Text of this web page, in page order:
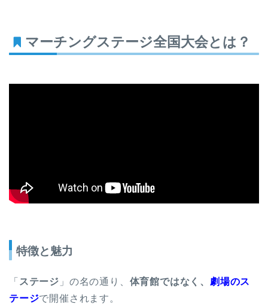
マーチングステージ全国大会とは？
特徴と魅力
「 ステージ 」の名の通り、 体育館ではなく、 劇場のス
テージで開催されます。